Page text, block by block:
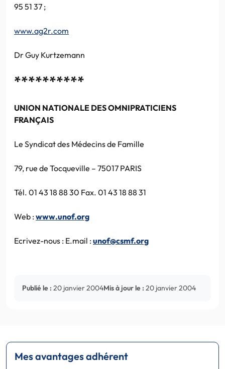
95 51 37 ;
www.ag2r.com
Dr Guy Kurtzemann
**********
UNION NATIONALE DES OMNIPRATICIENS
FRANÇAIS
Le Syndicat des Médecins de Famille
79, rue de Tocqueville – 75017 PARIS
Tél. 01 43 18 88 30 Fax. 01 43 18 88 31
Web :www.unof.org
Ecrivez-nous : E.mail :unof@csmf.org
Publié le : 20 janvier 2004Mis à jour le : 20 janvier 2004
Mes avantages adhérent